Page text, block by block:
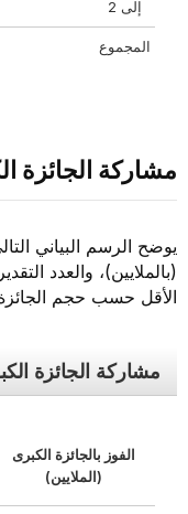
إلى 2
المجموع
مشاركة الجائزة
يوضح الرسم البياني
(بالملايين)، والعدد
الأقل حسب حجم الجائزة
مشاركة الجائزة
الفوز بالجائزة الكبرى
(الملايين)